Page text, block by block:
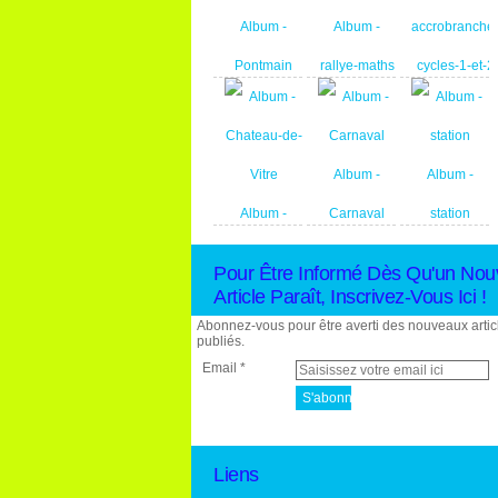
Album -
Pontmain
Album -
rallye-maths
Album -
sortie-
accrobranche-
cycles-1-et-2
Album -
Vitre
Album -
Carnaval
Album -
station
Pour Être Informé Dès Qu'un
Article Paraît, Inscrivez-Vous Ici !
Abonnez-vous pour être averti des nouveaux
publiés.
Email
Liens